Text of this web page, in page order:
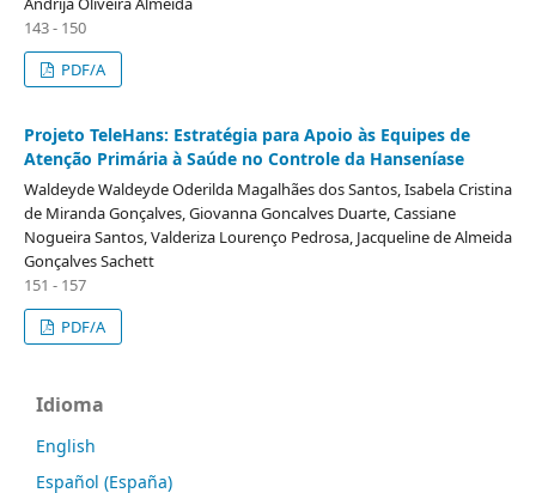
143 - 150
PDF/A
Projeto TeleHans: Estratégia para Apoio às Equipes de
Atenção Primária à Saúde no Controle da Hanseníase
Waldeyde Waldeyde Oderilda Magalhães dos Santos, Isabela Cristina
de Miranda Gonçalves, Giovanna Goncalves Duarte, Cassiane
Nogueira Santos, Valderiza Lourenço Pedrosa, Jacqueline de Almeida
Gonçalves Sachett
151 - 157
PDF/A
Idioma
English
Español (España)